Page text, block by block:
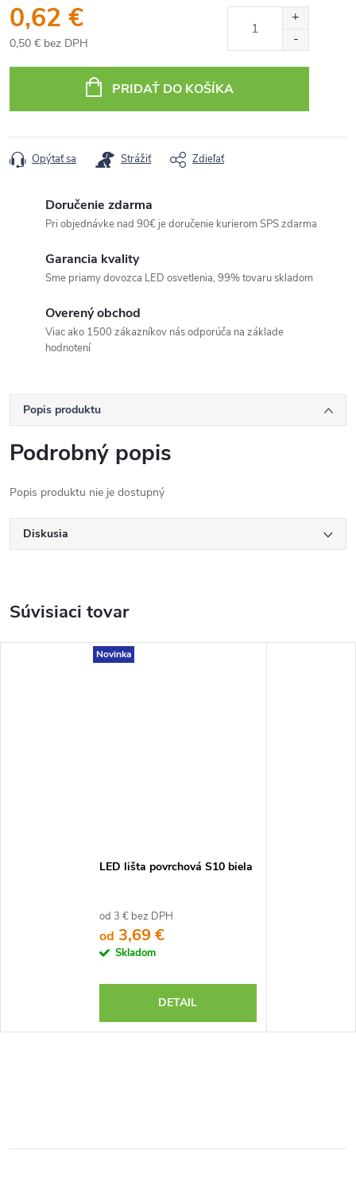
0,62 €
0,50 € bez DPH
cena:
PRIDAŤ DO KOŠÍKA
Opýtať sa Strážiť Zdieľať
Doručenie zdarma
Pri objednávke nad 90€ je doručenie kurierom SPS zdarma
Garancia kvality
Sme priamy dovozca LED osvetlenia, 99% tovaru skladom
Overený obchod
Viac ako 1500 zákazníkov nás odporúča na základe
hodnotení
Popis produktu
Podrobný popis
Popis produktu nie je dostupný
Diskusia
Súvisiaci tovar
Novinka
LED lišta povrchová S10 biela
od 3 € bez DPH
od 3,69 €
Skladom
DETAIL